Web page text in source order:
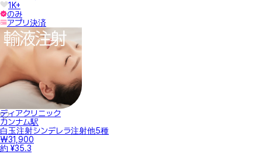
1K+
のみ
アプリ決済
ディアクリニック
カンナム駅
白玉注射シンデレラ注射他5種
₩31,900
約 ¥35.3